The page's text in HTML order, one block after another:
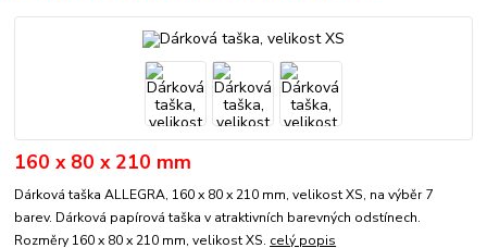
160 x 80 x 210 mm
Dárková taška ALLEGRA, 160 x 80 x 210 mm, velikost XS, na výběr 7
barev. Dárková papírová taška v atraktivních barevných odstínech.
Rozměry 160 x 80 x 210 mm, velikost XS. celý popis